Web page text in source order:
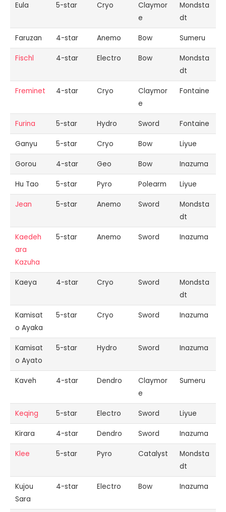
Eula 5-star Cryo
Claymor
e
Mondsta
dt
Faruzan 4-star Anemo Bow Sumeru
Fischl 4-star Electro Bow
Mondsta
dt
Freminet 4-star Cryo
Claymor
e
Fontaine
Furina 5-star Hydro Sword Fontaine
Ganyu 5-star Cryo Bow Liyue
Gorou 4-star Geo Bow Inazuma
Hu Tao 5-star Pyro Polearm Liyue
Jean 5-star Anemo Sword
Mondsta
dt
Kaedeh
ara
Kazuha
5-star Anemo Sword Inazuma
Kaeya 4-star Cryo Sword
Mondsta
dt
Kamisat
o Ayaka
5-star Cryo Sword Inazuma
Kamisat
o Ayato
5-star Hydro Sword Inazuma
Kaveh 4-star Dendro
Claymor
e
Sumeru
Keqing 5-star Electro Sword Liyue
Kirara 4-star Dendro Sword Inazuma
Klee 5-star Pyro Catalyst
Mondsta
dt
Kujou
Sara
4-star Electro Bow Inazuma